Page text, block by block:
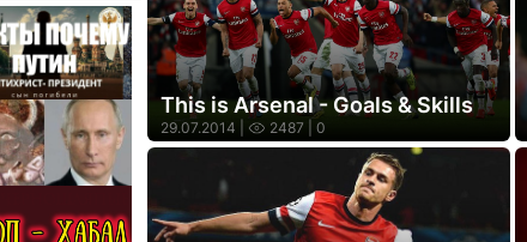
This is Arsenal - Goals & Skills
29.07.2014 | 2487 | 0